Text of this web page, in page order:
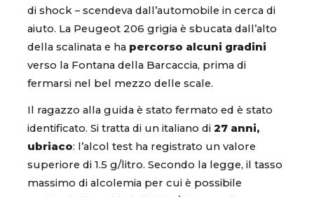
di shock – scendeva dall’automobile in cerca di
aiuto. La Peugeot 206 grigia è sbucata dall’alto
della scalinata e ha percorso alcuni gradini
verso la Fontana della Barcaccia, prima di
fermarsi nel bel mezzo delle scale.
Il ragazzo alla guida è stato fermato ed è stato
identificato. Si tratta di un italiano di 27 anni,
ubriaco: l’alcol test ha registrato un valore
superiore di 1.5 g/litro. Secondo la legge, il tasso
massimo di alcolemia per cui è possibile